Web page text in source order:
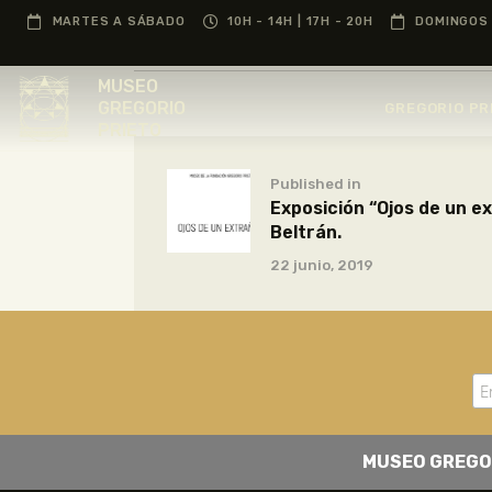
MARTES A SÁBADO 10H - 14H | 17H - 20H
MUSEO
Published in
Exposición “Ojos de un
Beltrán.
22 junio, 2019
MUSEO